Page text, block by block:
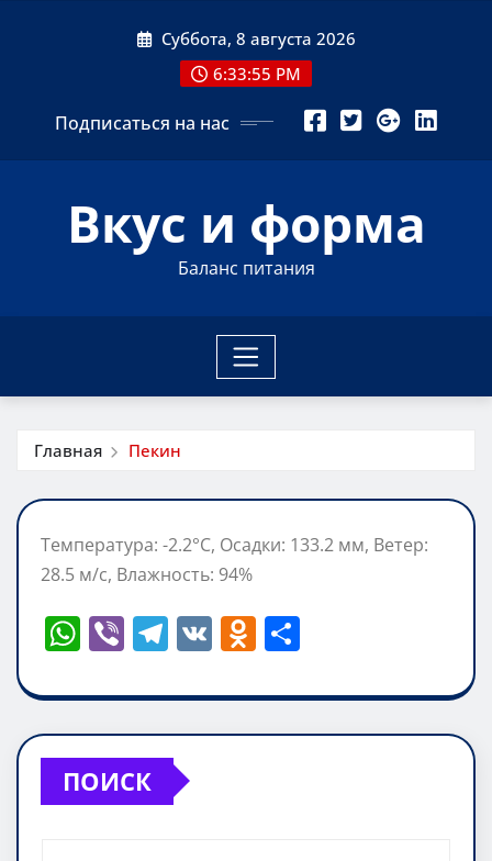
Суббота, 8 августа 2026
6:33:56 PM
Подписаться на нас
Вкус и форма
Баланс питания
Главная Пекин
Температура: -2.2°C, Осадки: 133.2 мм, Ветер:
28.5 м/с, Влажность: 94%
W
at
s
A
p
Vi
er
T
e
gr
a
m
V O
n
o
п
р
ПОИСК